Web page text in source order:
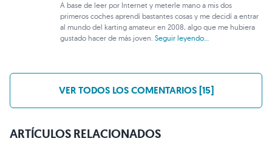
A base de leer por Internet y meterle mano a mis dos
primeros coches aprendí bastantes cosas y me decidí a entrar
al mundo del karting amateur en 2008, algo que me hubiera
gustado hacer de más joven.Seguir leyendo...
VER TODOS LOS COMENTARIOS [15]
ARTÍCULOS RELACIONADOS